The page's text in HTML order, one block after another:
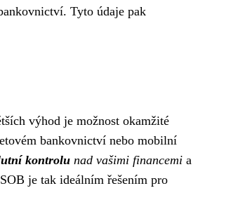
Tyto údaje pak
výhod je možnost okamžité
bankovnictví nebo mobilní
kontrolu nad vašimi financemi a
je tak ideálním řešením pro